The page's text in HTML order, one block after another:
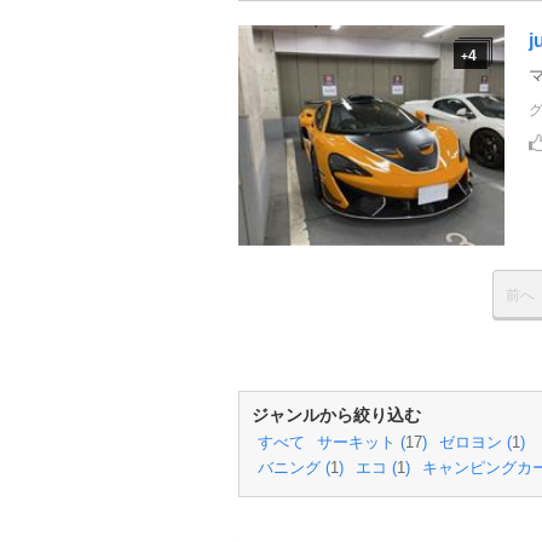
+4
前へ
ジャンルから絞り込む
すべて サーキット (17) ゼロヨン (1)
バニング (1) エコ (1) キャンピングカ